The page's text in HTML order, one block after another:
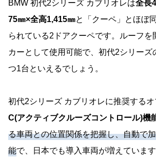
BMW 初代2シリーズ カブリオレは全長
75㎜×全高1,415㎜と「クーペ」とほぼ
られている2ドアクーペです。ルーフを
カーとして使用可能で、初代2シリーズ
つ1台といえるでしょう。
初代2シリーズ カブリオレに推奨するオ
C(アクティブクルーズコントロール)機
る車両との位置関係を把握し、自動で
能で、日本でも導入車両が増えていま